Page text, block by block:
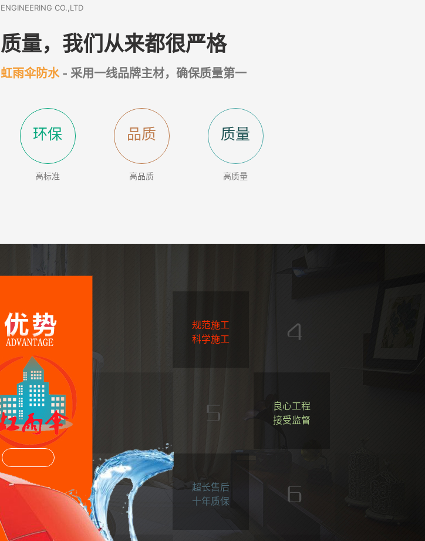
ENGINEERING CO.,LTD
质量，我们从来都很严格
虹雨伞防水- 采用一线品牌主材，确保质量第一
环保
高标准
品质
高品质
质量
高质量
规范施工
科学施工
良心工程
接受监督
超长售后
十年质保